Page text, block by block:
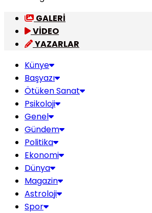
GALERİ
VİDEO
YAZARLAR
Künye
Başyazı
Ötüken Sanat
Psikoloji
Genel
Gündem
Politika
Ekonomi
Dünya
Magazin
Astroloji
Spor